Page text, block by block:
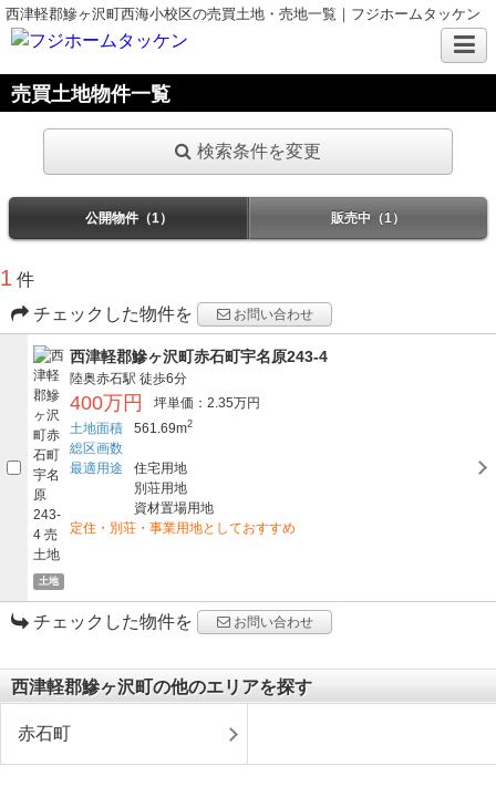
西津軽郡鰺ヶ沢町西海小校区の売買土地・売地一覧｜フジホームタッケン
売買土地物件一覧
検索条件を変更
公開物件（1） 販売中（1）
1 件
チェックした物件を
お問い合わせ
土地
西津軽郡鰺ヶ沢町赤石町宇名原243-4
陸奥赤石駅 徒歩6分
400万円
坪単価：2.35万円
土地面積
561.69m2
総区画数
最適用途
住宅用地
別荘用地
資材置場用地
定住・別荘・事業用地としておすすめ
チェックした物件を お問い合わせ
西津軽郡鰺ヶ沢町の他のエリアを探す
赤石町